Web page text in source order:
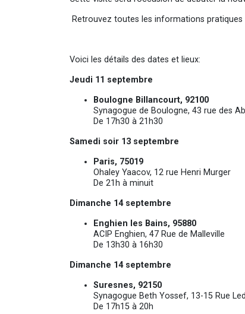
Retrouvez toutes les informations
Voici les détails des dates et lieux:
Jeudi 11 septembre
Boulogne Billancourt, 92100
Synagogue de Boulogne, 43 rue des
De 17h30 à 21h30
Samedi soir 13 septembre
Paris, 75019
Ohaley Yaacov, 12 rue Henri Murger
De 21h à minuit
Dimanche 14 septembre
Enghien les Bains, 95880
ACIP Enghien, 47 Rue de Malleville
De 13h30 à 16h30
Dimanche 14 septembre
Suresnes, 92150
Synagogue Beth Yossef, 13-15 Rue
De 17h15 à 20h